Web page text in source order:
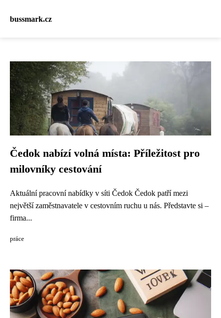
bussmark.cz
Čedok nabízí volná místa: Příležitost pro
milovníky cestování
Aktuální pracovní nabídky v síti Čedok Čedok patří mezi
největší zaměstnavatele v cestovním ruchu u nás. Představte si –
firma...
práce